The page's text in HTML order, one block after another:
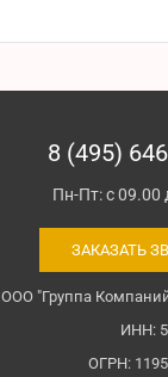
8 (495)
Пн-Пт: с 09.00
ЗАКАЗАТЬ
ООО "Группа
ИНН:
ОГРН: